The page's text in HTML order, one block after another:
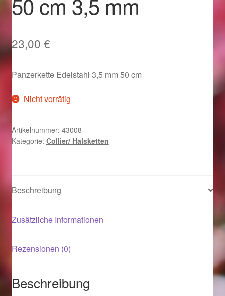
Im Gedenken an
Impressum
Karneval 2015 – Schmuck zu Fasching & Co.
Kasse
Magisches und Festliches zu Halloween
Magisches und Festliches zu Halloween
Magisches und Festliches zu Halloween 2021
Magisches und Festliches zu Halloween 2022
23,00 €
Panzerkette Edelstahl 3,5 mm 50 cm
Nicht vorrätig
Artikelnummer: 43008
Kategorie: Collier/ Halsketten
Beschreibung
Zusätzliche Informationen
Rezensionen (0)
Beschreibung